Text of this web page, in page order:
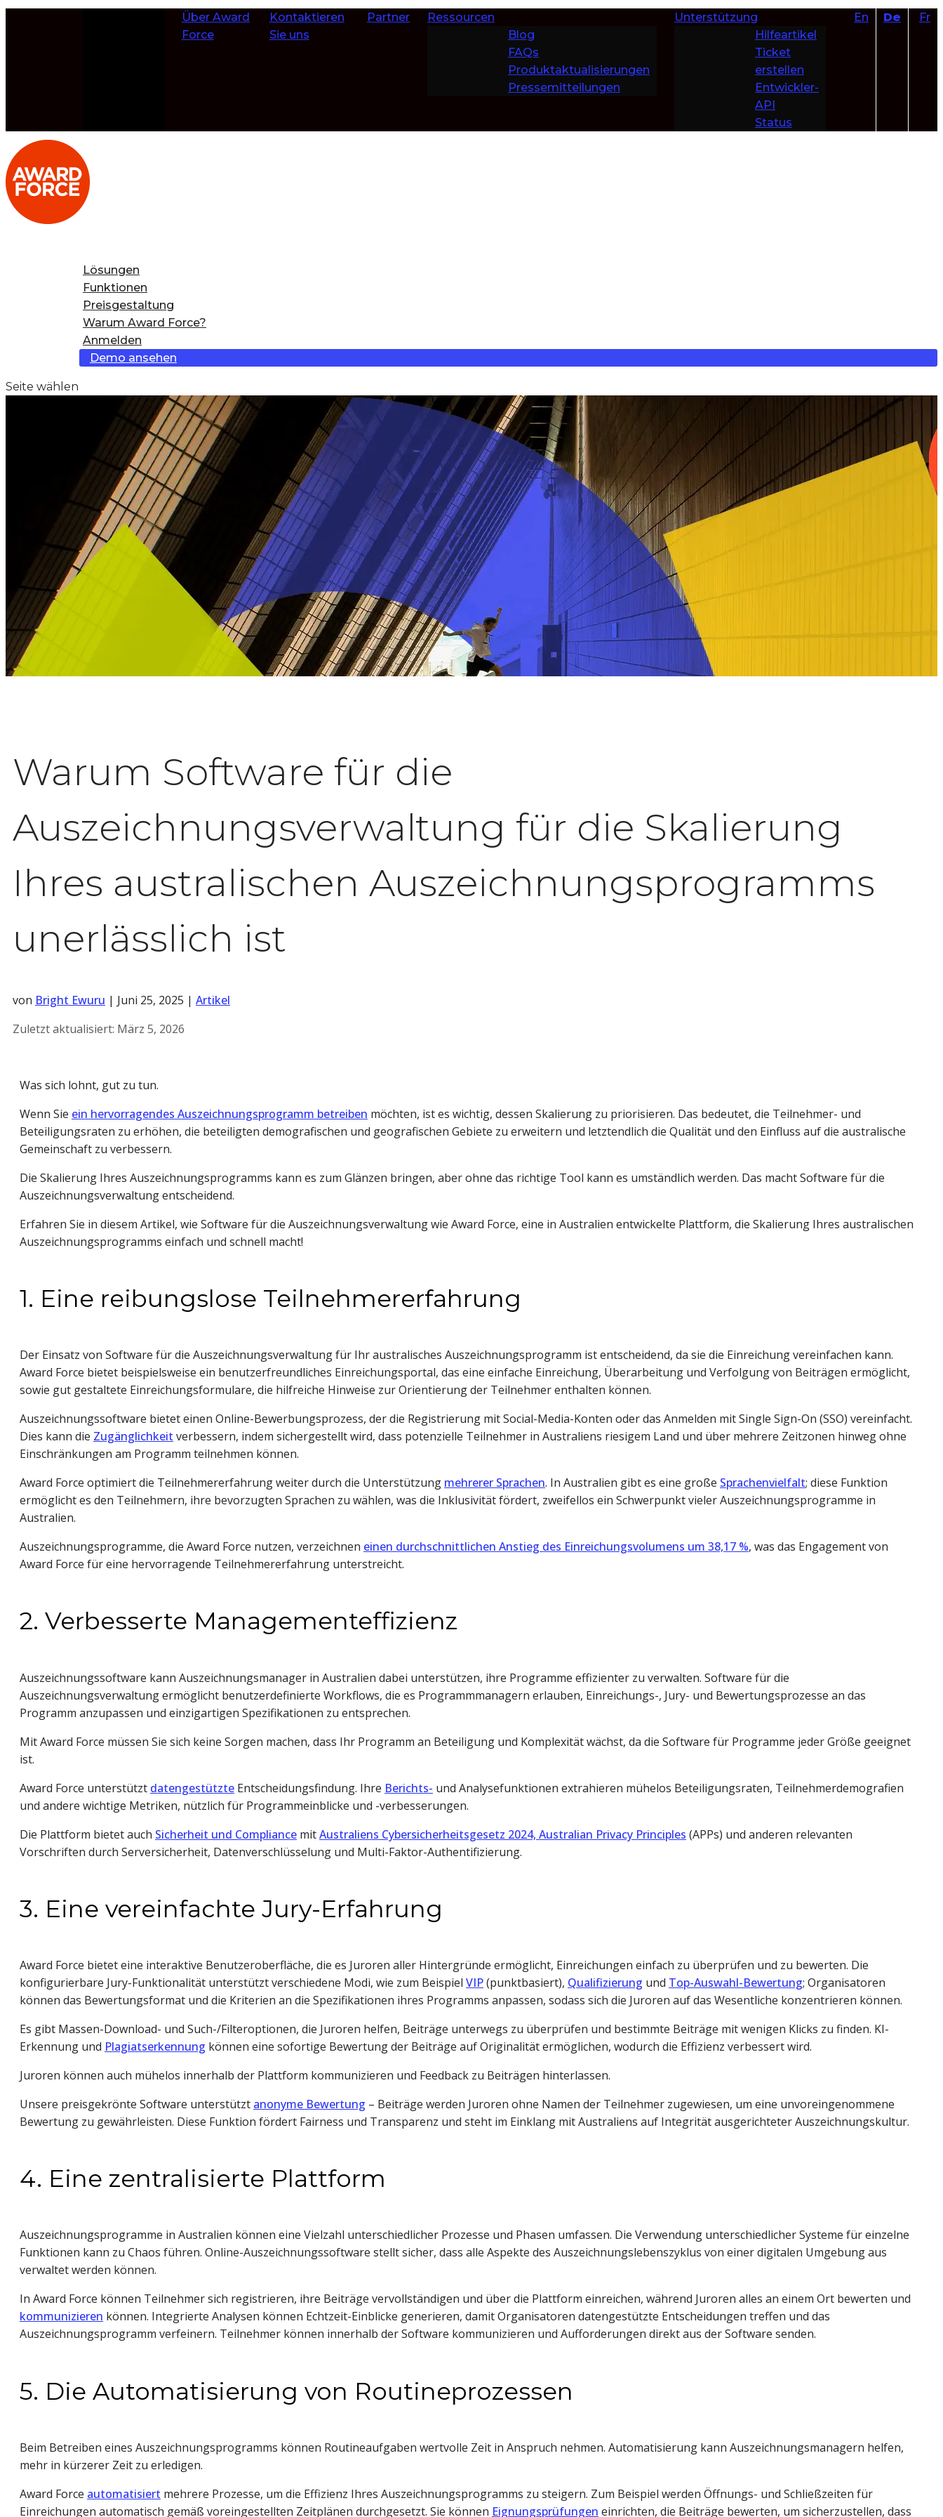
Über Award
Force
Kontaktieren
Sie uns
Partner
Ressourcen
Blog
FAQs
Produktaktualisierungen
Pressemitteilungen
Unterstützung
Hilfeartikel
Ticket
erstellen
Entwickler-
API
Status
Fr
En De
Lösungen
Funktionen
Preisgestaltung
Warum Award Force?
Anmelden
Demo ansehen
Seite wählen
Warum Software für die
Auszeichnungsverwaltung für die Skalierung
Ihres australischen Auszeichnungsprogramms
unerlässlich ist
von Bright Ewuru | Juni 25, 2025 | Artikel
Zuletzt aktualisiert: März 5, 2026
Was sich lohnt, gut zu tun.
Wenn Sie ein hervorragendes Auszeichnungsprogramm betreiben möchten, ist es wichtig, dessen Skalierung zu priorisieren. Das bedeutet, die Teilnehmer- und
Beteiligungsraten zu erhöhen, die beteiligten demografischen und geografischen Gebiete zu erweitern und letztendlich die Qualität und den Einfluss auf die australische
Gemeinschaft zu verbessern.
Die Skalierung Ihres Auszeichnungsprogramms kann es zum Glänzen bringen, aber ohne das richtige Tool kann es umständlich werden. Das macht Software für die
Auszeichnungsverwaltung entscheidend.
Erfahren Sie in diesem Artikel, wie Software für die Auszeichnungsverwaltung wie Award Force, eine in Australien entwickelte Plattform, die Skalierung Ihres australischen
Auszeichnungsprogramms einfach und schnell macht!
1. Eine reibungslose Teilnehmererfahrung
Der Einsatz von Software für die Auszeichnungsverwaltung für Ihr australisches Auszeichnungsprogramm ist entscheidend, da sie die Einreichung vereinfachen kann.
Award Force bietet beispielsweise ein benutzerfreundliches Einreichungsportal, das eine einfache Einreichung, Überarbeitung und Verfolgung von Beiträgen ermöglicht,
sowie gut gestaltete Einreichungsformulare, die hilfreiche Hinweise zur Orientierung der Teilnehmer enthalten können.
Auszeichnungssoftware bietet einen Online-Bewerbungsprozess, der die Registrierung mit Social-Media-Konten oder das Anmelden mit Single Sign-On (SSO) vereinfacht.
Dies kann die Zugänglichkeit verbessern, indem sichergestellt wird, dass potenzielle Teilnehmer in Australiens riesigem Land und über mehrere Zeitzonen hinweg ohne
Einschränkungen am Programm teilnehmen können.
Award Force optimiert die Teilnehmererfahrung weiter durch die Unterstützung mehrerer Sprachen. In Australien gibt es eine große Sprachenvielfalt; diese Funktion
ermöglicht es den Teilnehmern, ihre bevorzugten Sprachen zu wählen, was die Inklusivität fördert, zweifellos ein Schwerpunkt vieler Auszeichnungsprogramme in
Australien.
Auszeichnungsprogramme, die Award Force nutzen, verzeichnen einen durchschnittlichen Anstieg des Einreichungsvolumens um 38,17 %, was das Engagement von
Award Force für eine hervorragende Teilnehmererfahrung unterstreicht.
2. Verbesserte Managementeffizienz
Auszeichnungssoftware kann Auszeichnungsmanager in Australien dabei unterstützen, ihre Programme effizienter zu verwalten. Software für die
Auszeichnungsverwaltung ermöglicht benutzerdefinierte Workflows, die es Programmmanagern erlauben, Einreichungs-, Jury- und Bewertungsprozesse an das
Programm anzupassen und einzigartigen Spezifikationen zu entsprechen.
Mit Award Force müssen Sie sich keine Sorgen machen, dass Ihr Programm an Beteiligung und Komplexität wächst, da die Software für Programme jeder Größe geeignet
ist.
Award Force unterstützt datengestützte Entscheidungsfindung. Ihre Berichts- und Analysefunktionen extrahieren mühelos Beteiligungsraten, Teilnehmerdemografien
und andere wichtige Metriken, nützlich für Programmeinblicke und -verbesserungen.
Die Plattform bietet auch Sicherheit und Compliance mitAustraliens Cybersicherheitsgesetz 2024, Australian Privacy Principles (APPs) und anderen relevanten
Vorschriften durch Serversicherheit, Datenverschlüsselung und Multi-Faktor-Authentifizierung.
3. Eine vereinfachte Jury-Erfahrung
Award Force bietet eine interaktive Benutzeroberfläche, die es Juroren aller Hintergründe ermöglicht, Einreichungen einfach zu überprüfen und zu bewerten. Die
konfigurierbare Jury-Funktionalität unterstützt verschiedene Modi, wie zum Beispiel VIP(punktbasiert), Qualifizierung und Top-Auswahl-Bewertung; Organisatoren
können das Bewertungsformat und die Kriterien an die Spezifikationen ihres Programms anpassen, sodass sich die Juroren auf das Wesentliche konzentrieren können.
Es gibt Massen-Download- und Such-/Filteroptionen, die Juroren helfen, Beiträge unterwegs zu überprüfen und bestimmte Beiträge mit wenigen Klicks zu finden. KI-
Erkennung und Plagiatserkennung können eine sofortige Bewertung der Beiträge auf Originalität ermöglichen, wodurch die Effizienz verbessert wird.
Juroren können auch mühelos innerhalb der Plattform kommunizieren und Feedback zu Beiträgen hinterlassen.
Unsere preisgekrönte Software unterstützt anonyme Bewertung – Beiträge werden Juroren ohne Namen der Teilnehmer zugewiesen, um eine unvoreingenommene
Bewertung zu gewährleisten. Diese Funktion fördert Fairness und Transparenz und steht im Einklang mit Australiens auf Integrität ausgerichteter Auszeichnungskultur.
4. Eine zentralisierte Plattform
Auszeichnungsprogramme in Australien können eine Vielzahl unterschiedlicher Prozesse und Phasen umfassen. Die Verwendung unterschiedlicher Systeme für einzelne
Funktionen kann zu Chaos führen. Online-Auszeichnungssoftware stellt sicher, dass alle Aspekte des Auszeichnungslebenszyklus von einer digitalen Umgebung aus
verwaltet werden können.
In Award Force können Teilnehmer sich registrieren, ihre Beiträge vervollständigen und über die Plattform einreichen, während Juroren alles an einem Ort bewerten und
kommunizieren können. Integrierte Analysen können Echtzeit-Einblicke generieren, damit Organisatoren datengestützte Entscheidungen treffen und das
Auszeichnungsprogramm verfeinern. Teilnehmer können innerhalb der Software kommunizieren und Aufforderungen direkt aus der Software senden.
5. Die Automatisierung von Routineprozessen
Beim Betreiben eines Auszeichnungsprogramms können Routineaufgaben wertvolle Zeit in Anspruch nehmen. Automatisierung kann Auszeichnungsmanagern helfen,
mehr in kürzerer Zeit zu erledigen.
Award Force automatisiert mehrere Prozesse, um die Effizienz Ihres Auszeichnungsprogramms zu steigern. Zum Beispiel werden Öffnungs- und Schließzeiten für
Einreichungen automatisch gemäß voreingestellten Zeitplänen durchgesetzt. Sie können Eignungsprüfungen einrichten, die Beiträge bewerten, um sicherzustellen, dass